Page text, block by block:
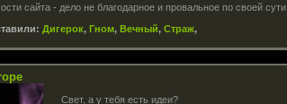
сайта - дело не благодарное и провальное по своей сути.
Дигерок, Гном, Вечный, Страж,
Свет, а у тебя есть идеи?